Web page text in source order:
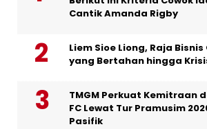
Cantik Amanda Rigby
Liem Sioe Liong, Raja
yang Bertahan hingga
TMGM Perkuat Kemitraan
FC Lewat Tur Pramusim
Pasifik